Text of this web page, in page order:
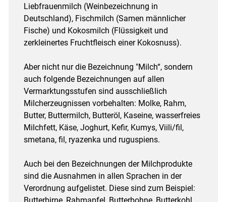
Liebfrauenmilch (Weinbezeichnung in
Deutschland), Fischmilch (Samen männlicher
Fische) und Kokosmilch (Flüssigkeit und
zerkleinertes Fruchtfleisch einer Kokosnuss).
Aber nicht nur die Bezeichnung "Milch“, sondern
auch folgende Bezeichnungen auf allen
Vermarktungsstufen sind ausschließlich
Milcherzeugnissen vorbehalten: Molke, Rahm,
Butter, Buttermilch, Butteröl, Kaseine, wasserfreies
Milchfett, Käse, Joghurt, Kefir, Kumys, Viili/fil,
smetana, fil, ryazenka und ruguspiens.
Auch bei den Bezeichnungen der Milchprodukte
sind die Ausnahmen in allen Sprachen in der
Verordnung aufgelistet. Diese sind zum Beispiel: